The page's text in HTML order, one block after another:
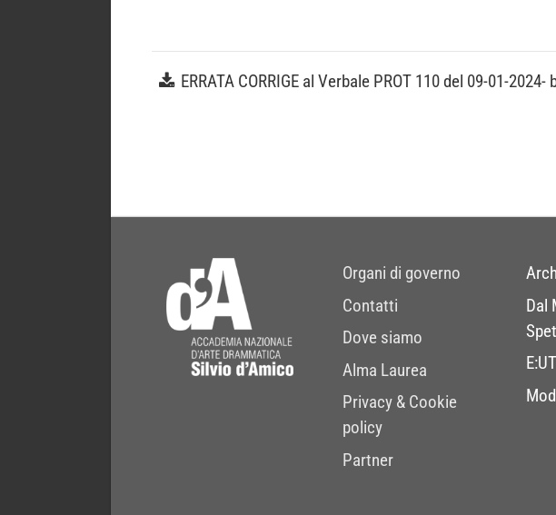
ERRATA CORRIGE al Verbale PROT 110 del 09-01-
Organi di governo
Contatti
Dove siamo
Alma Laurea
Privacy & Cookie
policy
Partner
Dal